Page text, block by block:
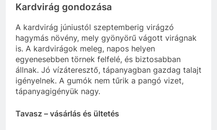
Kardvirág gondozása
A kardvirág júniustól szeptemberig virágzó
hagymás növény, mely gyönyörű vágott virágnak
is. A kardvirágok meleg, napos helyen
egyenesebben törnek felfelé, és biztosabban
állnak. Jó vízáteresztő, tápanyagban gazdag talajt
igényelnek. A gumók nem tűrik a pangó vizet,
tápanyagigényük nagy.
Tavasz – vásárlás és ültetés